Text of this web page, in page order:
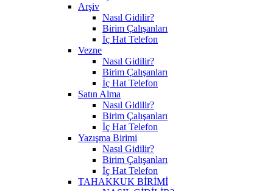
Arşiv
Nasıl Gidilir?
Birim Çalışanları
İç Hat Telefon
Vezne
Nasıl Gidilir?
Birim Çalışanları
İç Hat Telefon
Satın Alma
Nasıl Gidilir?
Birim Çalışanları
İç Hat Telefon
Yazışma Birimi
Nasıl Gidilir?
Birim Çalışanları
İç Hat Telefon
TAHAKKUK BİRİMİ